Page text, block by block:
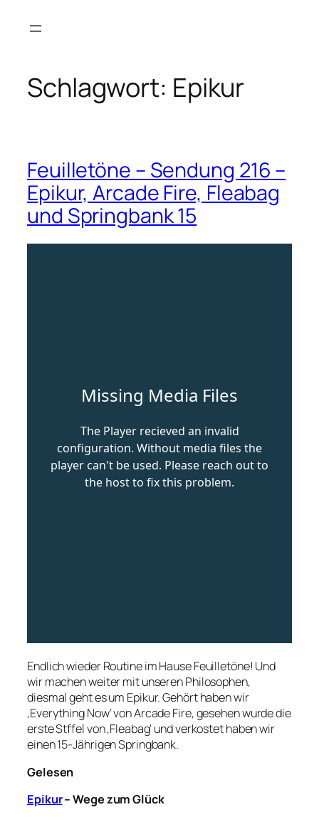
Inhalt
Schlagwort: Epikur
Feuilletöne – Sendung 216 –
Epikur, Arcade Fire, Fleabag
und Springbank 15
Endlich wieder Routine im Hause Feuilletöne! Und
wir machen weiter mit unseren Philosophen,
diesmal geht es um Epikur. Gehört haben wir
‚Everything Now‘ von Arcade Fire, gesehen wurde die
erste Stffel von ‚Fleabag‘ und verkostet haben wir
einen 15-Jährigen Springbank.
Gelesen
Epikur– Wege zum Glück